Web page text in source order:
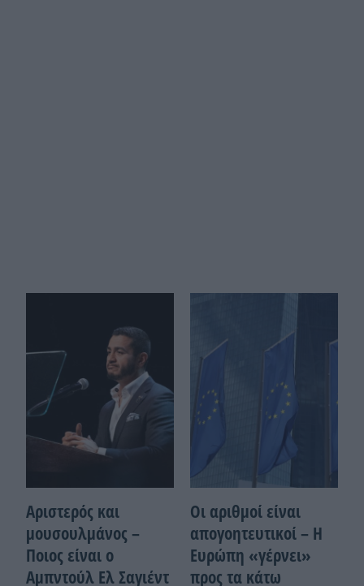
Αριστερός και
μουσουλμάνος –
Ποιoς είναι ο
Αμπντούλ Ελ Σαγιέντ
Οι αριθμοί είναι
απογοητευτικοί – Η
Ευρώπη «γέρνει»
προς τα κάτω